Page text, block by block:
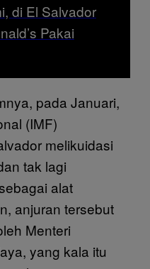
di El Salvador
Pakai
pada Januari,
(IMF)
melikuidasi
tak lagi
alat
anjuran tersebut
Menteri
yang kala itu